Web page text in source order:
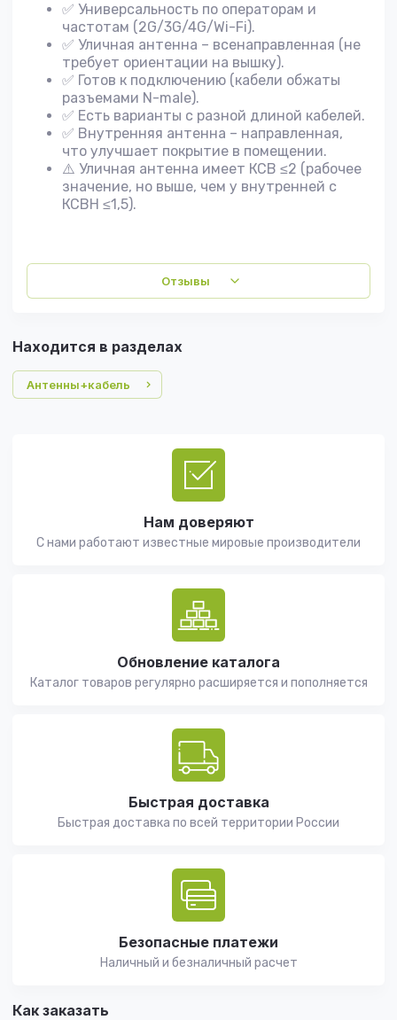
✅ Универсальность по операторам и
частотам (2G/3G/4G/Wi-Fi).
✅ Уличная антенна – всенаправленная (не
требует ориентации на вышку).
✅ Готов к подключению (кабели обжаты
разъемами N-male).
✅ Есть варианты с разной длиной кабелей.
✅ Внутренняя антенна – направленная,
что улучшает покрытие в помещении.
⚠️ Уличная антенна имеет КСВ ≤2 (рабочее
значение, но выше, чем у внутренней с
КСВН ≤1,5).
Отзывы
Находится в разделах
Антенны+кабель
Нам доверяют
С нами работают известные мировые производители
Обновление каталога
Каталог товаров регулярно расширяется и пополняется
Быстрая доставка
Быстрая доставка по всей территории России
Безопасные платежи
Наличный и безналичный расчет
Как заказать